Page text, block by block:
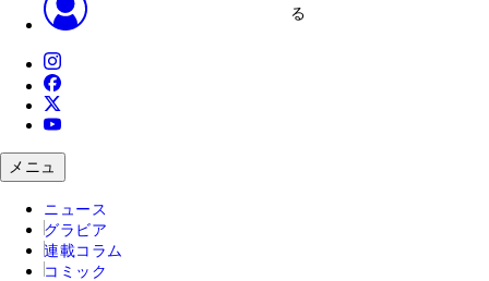
る
メニュ
ニュース
グラビア
連載コラム
コミック